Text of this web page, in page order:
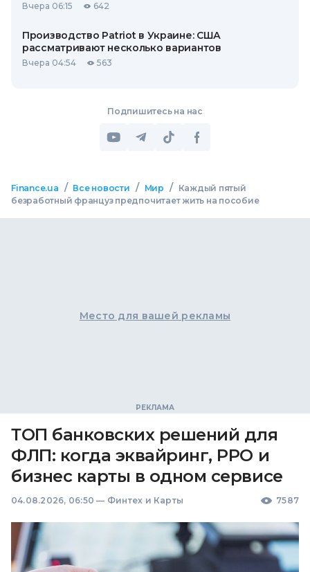
Вчера 06:15 642
Производство Patriot в Украине: США
рассматривают несколько вариантов
Вчера 04:54 563
Подпишитесь на нас
Finance.ua / Все новости / Мир /
Каждый пятый
безработный француз предпочитает жить на пособие
Место для вашей рекламы
ТОП банковских решений для
ФЛП: когда эквайринг, РРО и
бизнес карты в одном сервисе
04.08.2026, 06:50 — Финтех и Карты 7587